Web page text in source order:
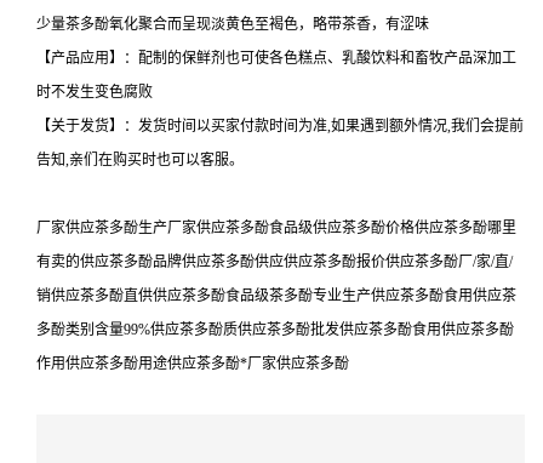
少量茶多酚氧化聚合而呈现淡黄色至褐色，略带茶香，有涩味
【产品应用】：配制的保鲜剂也可使各色糕点、乳酸饮料和畜牧产品深加工
时不发生变色腐败
【关于发货】：发货时间以买家付款时间为准,如果遇到额外情况,我们会提前
告知,亲们在购买时也可以客服。
厂家供应茶多酚生产厂家供应茶多酚食品级供应茶多酚价格供应茶多酚哪里
有卖的供应茶多酚品牌供应茶多酚供应供应茶多酚报价供应茶多酚厂/家/直/
销供应茶多酚直供供应茶多酚食品级茶多酚专业生产供应茶多酚食用供应茶
多酚类别含量99%供应茶多酚质供应茶多酚批发供应茶多酚食用供应茶多酚
作用供应茶多酚用途供应茶多酚*厂家供应茶多酚